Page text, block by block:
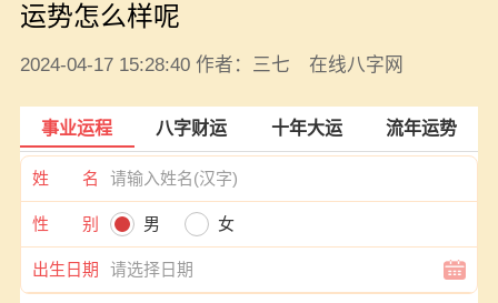
运势怎么样呢
2024-04-17 15:28:40 作者：三七 在线八字网
事业运程 八字财运 十年大运 流年运势
姓 名
性 别 男 女
出生日期